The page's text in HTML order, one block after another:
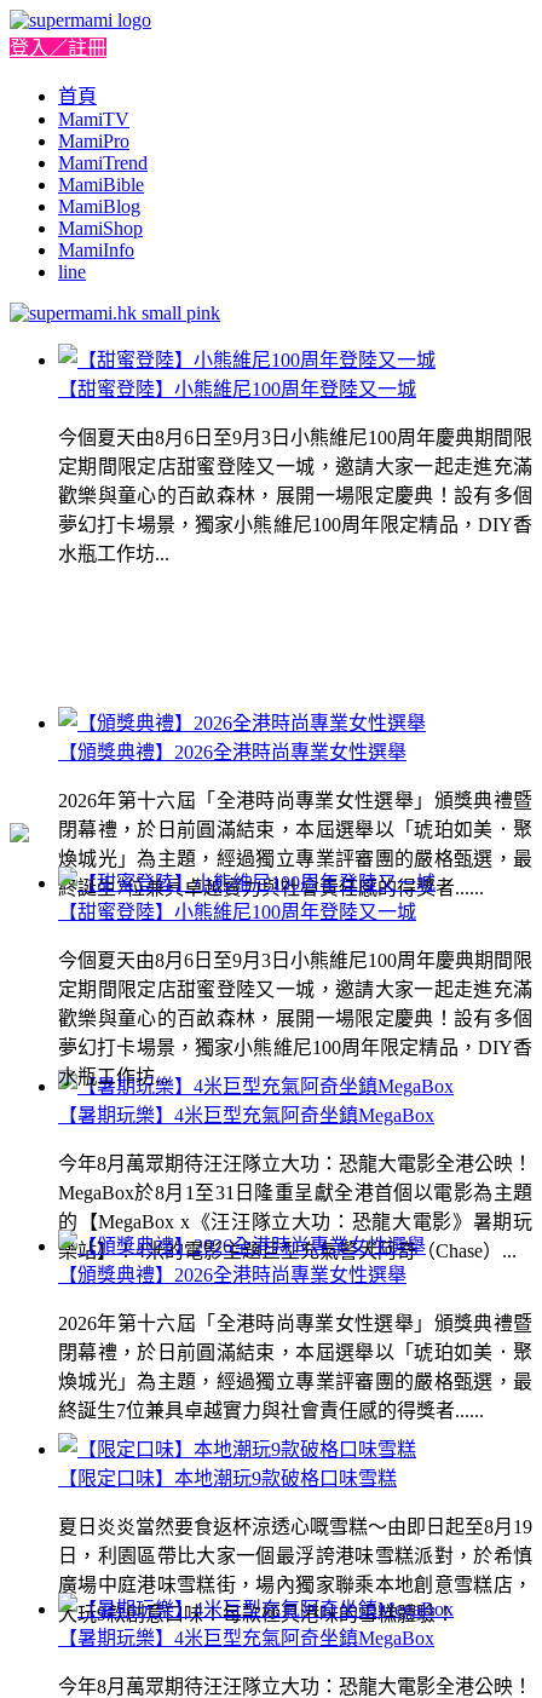
登入／註冊
首頁
MamiTV
MamiPro
MamiTrend
MamiBible
MamiBlog
MamiShop
MamiInfo
line
【甜蜜登陸】小熊維尼100周年登陸又一城
今個夏天由8月6日至9月3日小熊維尼100周年慶典期間限
定期間限定店甜蜜登陸又一城，邀請大家一起走進充滿
歡樂與童心的百畝森林，展開一場限定慶典！設有多個
夢幻打卡場景，獨家小熊維尼100周年限定精品，DIY香
水瓶工作坊...
【頒獎典禮】2026全港時尚專業女性選舉
2026年第十六屆「全港時尚專業女性選舉」頒獎典禮暨
閉幕禮，於日前圓滿結束，本屆選舉以「琥珀如美．聚
煥城光」為主題，經過獨立專業評審團的嚴格甄選，最
終誕生7位兼具卓越實力與社會責任感的得獎者......
【暑期玩樂】4米巨型充氣阿奇坐鎮MegaBox
今年8月萬眾期待汪汪隊立大功：恐龍大電影全港公映！
MegaBox於8月1至31日隆重呈獻全港首個以電影為主題
的【MegaBox x《汪汪隊立大功：恐龍大電影》暑期玩
樂站】！4米的電影主題巨型充氣警犬阿奇（Chase）...
【限定口味】本地潮玩9款破格口味雪糕
夏日炎炎當然要食返杯涼透心嘅雪糕～由即日起至8月19
日，利園區帶比大家一個最浮誇港味雪糕派對，於希慎
廣場中庭港味雪糕街，場內獨家聯乘本地創意雪糕店，
大玩9款創意口味！每款極具港味的雪糕體驗！
【甜蜜登陸】小熊維尼100周年登陸又一城
今個夏天由8月6日至9月3日小熊維尼100周年慶典期間限
定期間限定店甜蜜登陸又一城，邀請大家一起走進充滿
歡樂與童心的百畝森林，展開一場限定慶典！設有多個
夢幻打卡場景，獨家小熊維尼100周年限定精品，DIY香
水瓶工作坊...
【頒獎典禮】2026全港時尚專業女性選舉
2026年第十六屆「全港時尚專業女性選舉」頒獎典禮暨
閉幕禮，於日前圓滿結束，本屆選舉以「琥珀如美．聚
煥城光」為主題，經過獨立專業評審團的嚴格甄選，最
終誕生7位兼具卓越實力與社會責任感的得獎者......
【暑期玩樂】4米巨型充氣阿奇坐鎮MegaBox
今年8月萬眾期待汪汪隊立大功：恐龍大電影全港公映！